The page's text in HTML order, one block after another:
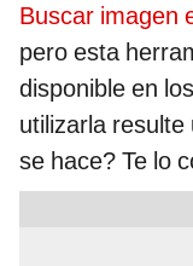
Buscar imagen
pero esta
disponible en
utilizarla
se hace? Te lo